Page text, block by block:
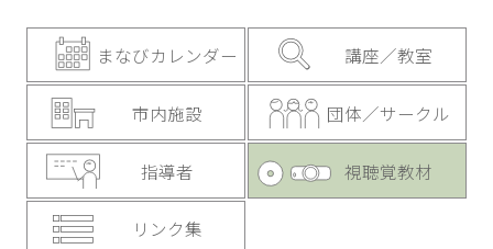
まなびカレンダー 講座／教室
市内施設 団体／サークル
指導者 視聴覚教材
リンク集